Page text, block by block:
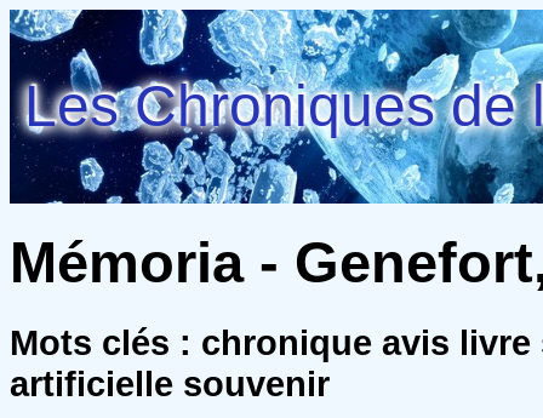
Les Chroniques de
Mémoria -
Mots clés : chronique avis
artificielle souvenir